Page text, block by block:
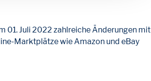
01. Juli 2022 zahlreiche Änderungen mit
Marktplätze wie Amazon und eBay